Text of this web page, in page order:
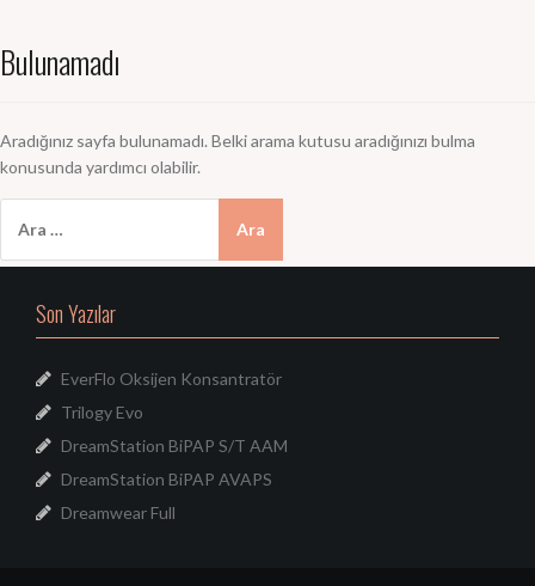
Bulunamadı
Aradığınız sayfa bulunamadı. Belki arama kutusu aradığınızı bulma
konusunda yardımcı olabilir.
Son Yazılar
EverFlo Oksijen Konsantratör
Trilogy Evo
DreamStation BiPAP S/T AAM
DreamStation BiPAP AVAPS
Dreamwear Full